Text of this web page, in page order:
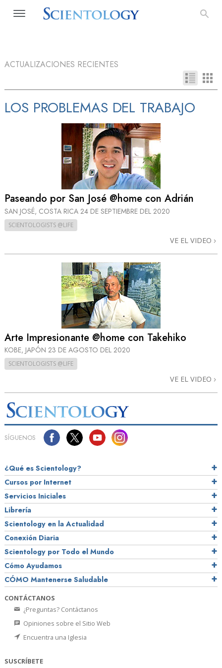
ACTUALIZACIONES RECIENTES
LOS PROBLEMAS DEL TRABAJO
Paseando por San José @home con Adrián
SAN JOSÉ, COSTA RICA 24 DE SEPTIEMBRE DEL 2020
SCIENTOLOGISTS @LIFE
VE EL VIDEO
Arte Impresionante @home con Takehiko
KOBE, JAPÓN 23 DE AGOSTO DEL 2020
SCIENTOLOGISTS @LIFE
VE EL VIDEO
SÍGUENOS
¿Qué es Scientology?
Cursos por Internet
Servicios Iniciales
Librería
Scientology en la Actualidad
Conexión Diaria
Scientology por Todo el Mundo
Cómo Ayudamos
CÓMO Mantenerse Saludable
CONTÁCTANOS
¿Preguntas? Contáctanos
Opiniones sobre el Sitio Web
Encuentra una Iglesia
SUSCRÍBETE